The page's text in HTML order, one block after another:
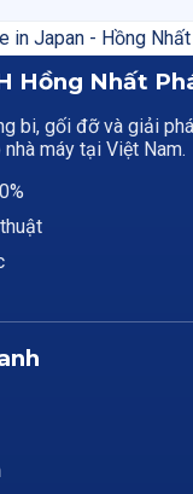
Hồng Nhất
bi, gối đỡ và giải
máy tại Việt Nam.